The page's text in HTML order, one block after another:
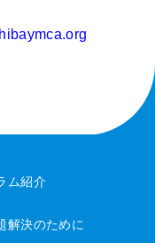
ム紹介
解決のために